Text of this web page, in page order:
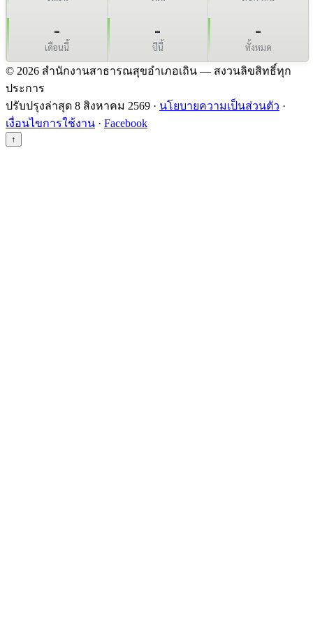
-
เดือนนี้
-
ปีนี้
-
ทั้งหมด
© 2026 สำนักงานสาธารณสุขอำเภอเถิน — สงวนลิขสิทธิ์ทุก
ประการ
ปรับปรุงล่าสุด 8 สิงหาคม 2569 · นโยบายความเป็นส่วนตัว ·
เงื่อนไขการใช้งาน · Facebook
↑